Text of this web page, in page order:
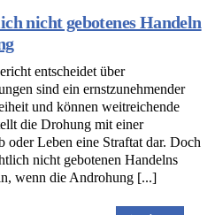
nicht gebotenes Handeln
entscheidet über
sind ein ernstzunehmender
und können weitreichende
die Drohung mit einer
oder Leben eine Straftat dar. Doch
nicht gebotenen Handelns
wenn die Androhung [...]